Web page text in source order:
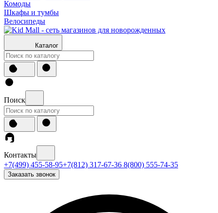
Комоды
Шкафы и тумбы
Велосипеды
Каталог
Поиск
Контакты
+7(499) 455-58-95+7(812) 317-67-36 8(800) 555-74-35
Заказать звонок